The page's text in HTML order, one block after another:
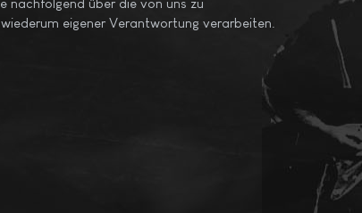
eigener Verantwortung verarbeiten.